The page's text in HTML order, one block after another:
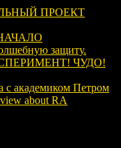
ПРОЕКТ
защиту.
ЧУДО!
с академиком Петром
about RA